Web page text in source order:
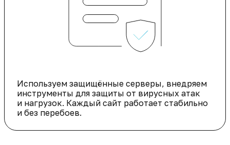
Используем защищённые серверы, внедряем
инструменты для защиты от вирусных атак
и нагрузок. Каждый сайт работает стабильно
и без перебоев.